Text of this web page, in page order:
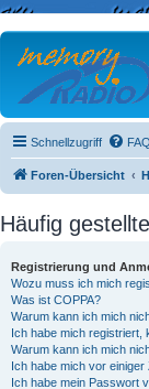
Schnellzugriff FAQ
Foren-Übersicht
Häufig
Registrierung und
Wozu muss ich mich
Was ist COPPA?
Warum kann ich mich
Ich habe mich registriert,
Warum kann ich mich
Ich habe mich vor
Ich habe mein Passwort